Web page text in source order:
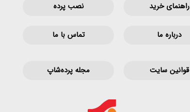
راهنمای خرید نصب پرده
درباره ما تماس با ما
قوانین‌ سایت مجله پرده‌شاپ